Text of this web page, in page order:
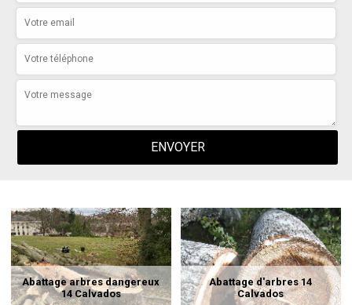
Abattage arbres dangereux
14 Calvados
Abattage d'arbres 14
Calvados